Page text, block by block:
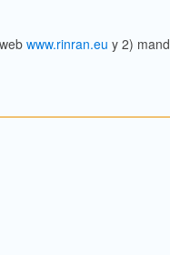
www.rinran.eu y 2)